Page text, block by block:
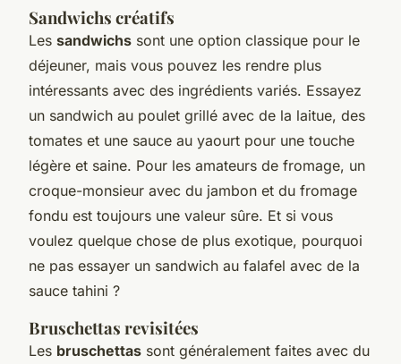
Sandwichs créatifs
Les sandwichs sont une option classique pour le
déjeuner, mais vous pouvez les rendre plus
intéressants avec des ingrédients variés. Essayez
un sandwich au poulet grillé avec de la laitue, des
tomates et une sauce au yaourt pour une touche
légère et saine. Pour les amateurs de fromage, un
croque-monsieur avec du jambon et du fromage
fondu est toujours une valeur sûre. Et si vous
voulez quelque chose de plus exotique, pourquoi
ne pas essayer un sandwich au falafel avec de la
sauce tahini ?
Bruschettas revisitées
Les bruschettas sont généralement faites avec du